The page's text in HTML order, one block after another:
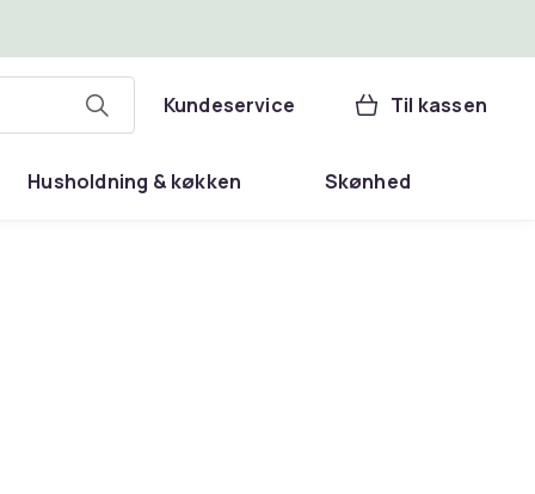
Kundeservice Til kassen
Husholdning & køkken Skønhed